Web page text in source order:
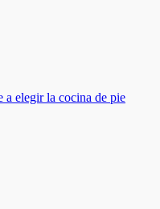
a elegir la cocina de pie